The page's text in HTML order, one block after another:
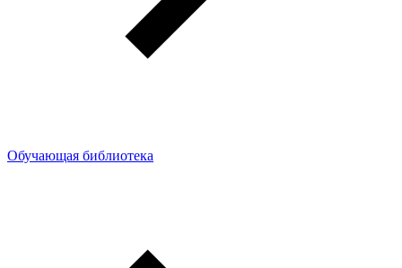
Обучающая библиотека